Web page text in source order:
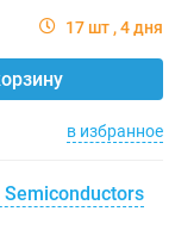
17 шт 4 дня
в избранное
Semiconductors